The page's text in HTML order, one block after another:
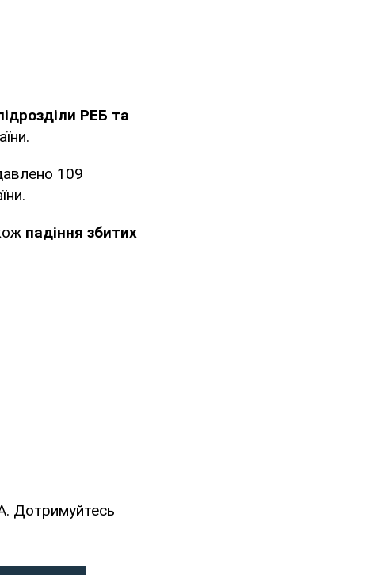
РЕБ та
109
падіння збитих
Дотримуйтесь